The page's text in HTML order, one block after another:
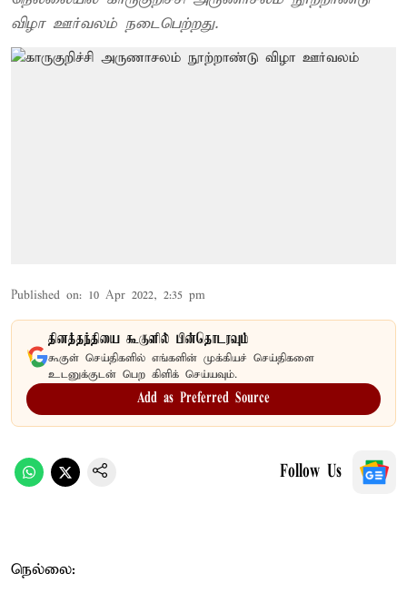
விழா ஊர்வலம் நடைபெற்றது.
Published on: 10 Apr 2022, 2:35 pm
தினத்தந்தியை கூகுளில் பின்தொடரவும்
கூகுள் செய்திகளில் எங்களின் முக்கியச் செய்திகளை
உடனுக்குடன் பெற கிளிக் செய்யவும்.
Add as Preferred Source
Follow Us
நெல்லை: